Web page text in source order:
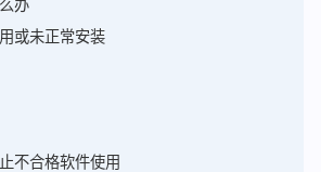
办
或未正常安装
不合格软件使用